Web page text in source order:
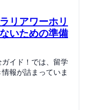
リアワーホリ
いための準備
イド！では、留学
報が詰まっていま